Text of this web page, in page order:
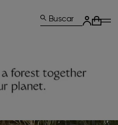
Buscar